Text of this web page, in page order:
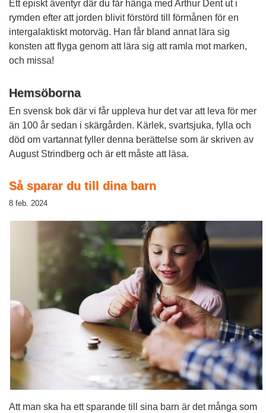
Ett episkt äventyr där du får hänga med Arthur Dent ut i
rymden efter att jorden blivit förstörd till förmånen för en
intergalaktiskt motorväg. Han får bland annat lära sig
konsten att flyga genom att lära sig att ramla mot marken,
och missa!
Hemsöborna
En svensk bok där vi får uppleva hur det var att leva för mer
än 100 år sedan i skärgården. Kärlek, svartsjuka, fylla och
död om vartannat fyller denna berättelse som är skriven av
August Strindberg och är ett måste att läsa.
Så sparar du till dina barn
8 feb. 2024
Att man ska ha ett sparande till sina barn är det många som